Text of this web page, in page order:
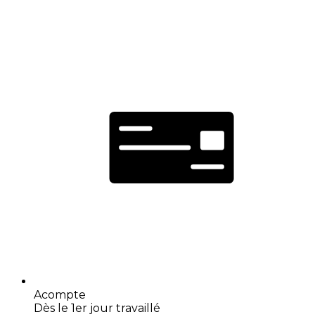
Acompte
Dès le 1er jour travaillé